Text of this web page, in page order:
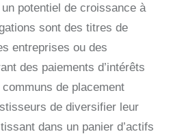
potentiel de croissance à
sont des titres de
entreprises ou des
des paiements d’intérêts
de placement
de diversifier leur
dans un panier d’actifs